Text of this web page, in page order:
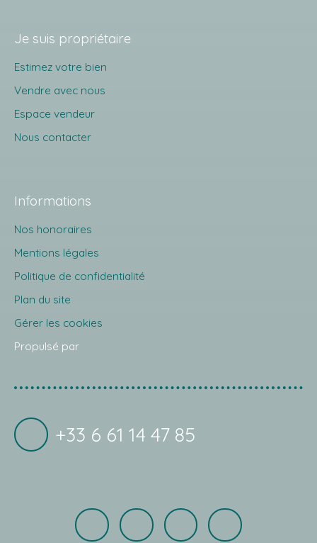
Je suis propriétaire
Estimez votre bien
Vendre avec nous
Espace vendeur
Nous contacter
Informations
Nos honoraires
Mentions légales
Politique de confidentialité
Plan du site
Gérer les cookies
Propulsé par
+33 6 61 14 47 85